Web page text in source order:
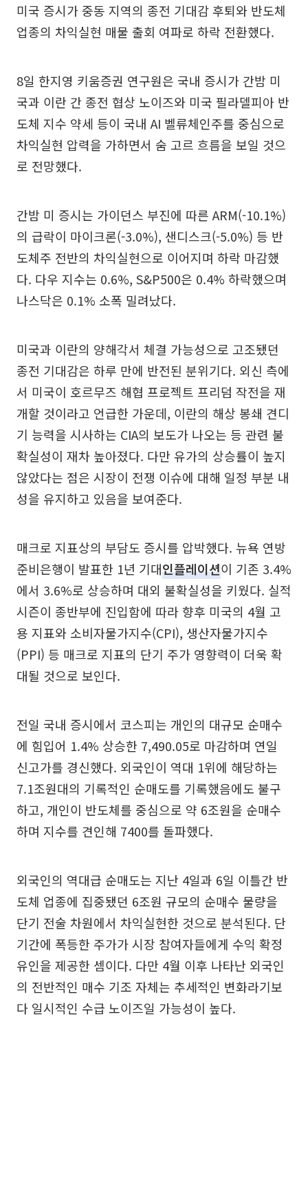
미국 증시가 중동 지역의 종전 기대감 후퇴와 반도체
업종의 차익실현 매물 출회 여파로 하락 전환했다.
8일 한지영 키움증권 연구원은 국내 증시가 간밤 미
국과 이란 간 종전 협상 노이즈와 미국 필라델피아 반
도체 지수 약세 등이 국내 AI 벨류체인주를 중심으로
차익실현 압력을 가하면서 숨 고르 흐름을 보일 것으
로 전망했다.
간밤 미 증시는 가이던스 부진에 따른 ARM(-10.1%)
의 급락이 마이크론(-3.0%), 샌디스크(-5.0%) 등 반
도체주 전반의 차익실현으로 이어지며 하락 마감했
다. 다우 지수는 0.6%, S&P500은 0.4% 하락했으며
나스닥은 0.1% 소폭 밀려났다.
미국과 이란의 양해각서 체결 가능성으로 고조됐던
종전 기대감은 하루 만에 반전된 분위기다. 외신 측에
서 미국이 호르무즈 해협 프로젝트 프리덤 작전을 재
개할 것이라고 언급한 가운데, 이란의 해상 봉쇄 견디
기 능력을 시사하는 CIA의 보도가 나오는 등 관련 불
확실성이 재차 높아졌다. 다만 유가의 상승률이 높지
않았다는 점은 시장이 전쟁 이슈에 대해 일정 부분 내
성을 유지하고 있음을 보여준다.
매크로 지표상의 부담도 증시를 압박했다. 뉴욕 연방
준비은행이 발표한 1년 기대인플레이션이 기존 3.4%
에서 3.6%로 상승하며 대외 불확실성을 키웠다. 실적
시즌이 종반부에 진입함에 따라 향후 미국의 4월 고
용 지표와 소비자물가지수(CPI), 생산자물가지수
(PPI) 등 매크로 지표의 단기 주가 영향력이 더욱 확
대될 것으로 보인다.
전일 국내 증시에서 코스피는 개인의 대규모 순매수
에 힘입어 1.4% 상승한 7,490.05로 마감하며 연일
신고가를 경신했다. 외국인이 역대 1위에 해당하는
7.1조원대의 기록적인 순매도를 기록했음에도 불구
하고, 개인이 반도체를 중심으로 약 6조원을 순매수
하며 지수를 견인해 7400를 돌파했다.
외국인의 역대급 순매도는 지난 4일과 6일 이틀간 반
도체 업종에 집중됐던 6조원 규모의 순매수 물량을
단기 전술 차원에서 차익실현한 것으로 분석된다. 단
기간에 폭등한 주가가 시장 참여자들에게 수익 확정
유인을 제공한 셈이다. 다만 4월 이후 나타난 외국인
의 전반적인 매수 기조 자체는 추세적인 변화라기보
다 일시적인 수급 노이즈일 가능성이 높다.